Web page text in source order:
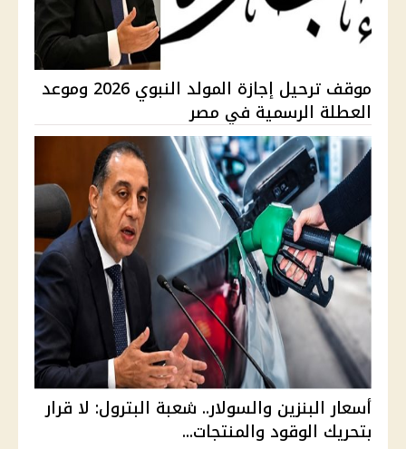
موقف ترحيل إجازة المولد النبوي 2026 وموعد
العطلة الرسمية في مصر
أسعار البنزين والسولار.. شعبة البترول: لا قرار
بتحريك الوقود والمنتجات...